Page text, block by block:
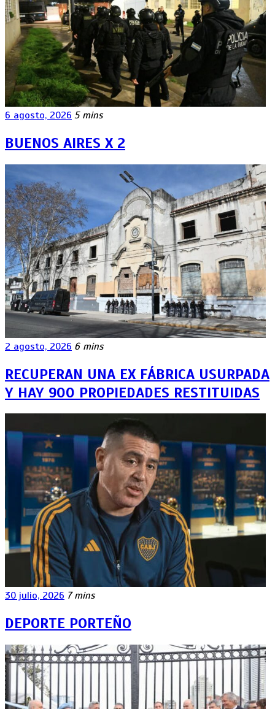
6 agosto, 2026 5 mins
BUENOS AIRES X 2
2 agosto, 2026 6 mins
RECUPERAN UNA EX FÁBRICA USURPADA
Y HAY 900 PROPIEDADES RESTITUIDAS
30 julio, 2026 7 mins
DEPORTE PORTEÑO